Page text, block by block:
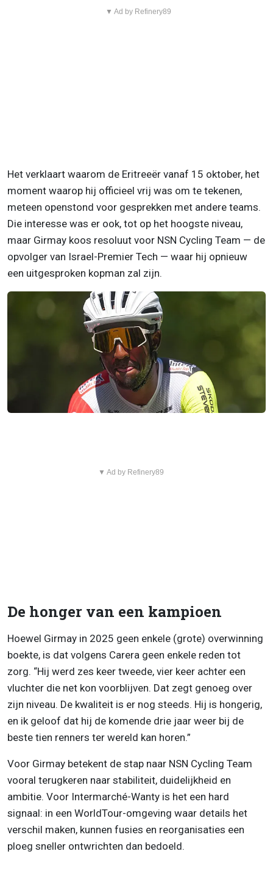
▼ Ad by Refinery89
Het verklaart waarom de Eritreeër vanaf 15 oktober, het
moment waarop hij officieel vrij was om te tekenen,
meteen openstond voor gesprekken met andere teams.
Die interesse was er ook, tot op het hoogste niveau,
maar Girmay koos resoluut voor NSN Cycling Team — de
opvolger van Israel-Premier Tech — waar hij opnieuw
een uitgesproken kopman zal zijn.
▼ Ad by Refinery89
De honger van een kampioen
Hoewel Girmay in 2025 geen enkele (grote) overwinning
boekte, is dat volgens Carera geen enkele reden tot
zorg. “Hij werd zes keer tweede, vier keer achter een
vluchter die net kon voorblijven. Dat zegt genoeg over
zijn niveau. De kwaliteit is er nog steeds. Hij is hongerig,
en ik geloof dat hij de komende drie jaar weer bij de
beste tien renners ter wereld kan horen.”
Voor Girmay betekent de stap naar NSN Cycling Team
vooral terugkeren naar stabiliteit, duidelijkheid en
ambitie. Voor Intermarché-Wanty is het een hard
signaal: in een WorldTour-omgeving waar details het
verschil maken, kunnen fusies en reorganisaties een
ploeg sneller ontwrichten dan bedoeld.